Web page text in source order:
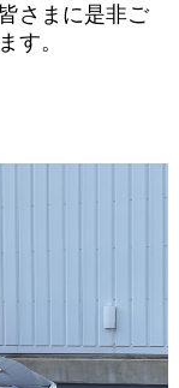
さまに是非ご
す。